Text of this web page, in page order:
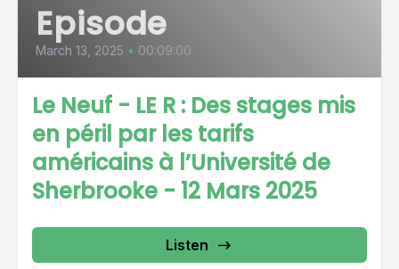
Episode
March 13, 2025 • 00:09:00
Le Neuf - LE R : Des stages mis
en péril par les tarifs
américains à l’Université de
Sherbrooke - 12 Mars 2025
Listen